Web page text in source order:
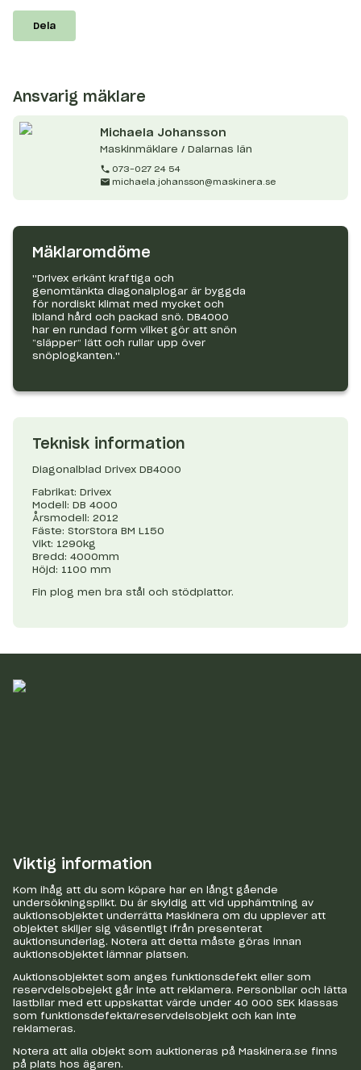
Dela
Ansvarig mäklare
Michaela Johansson
Maskinmäklare / Dalarnas län
073-027 24 54
michaela.johansson@maskinera.se
Mäklaromdöme
''Drivex erkänt kraftiga och
genomtänkta diagonalplogar är byggda
för nordiskt klimat med mycket och
ibland hård och packad snö. DB4000
har en rundad form vilket gör att snön
”släpper” lätt och rullar upp över
snöplogkanten.''
Teknisk information
Diagonalblad Drivex DB4000
Fabrikat: Drivex
Modell: DB 4000
Årsmodell: 2012
Fäste: StorStora BM L150
Vikt: 1290kg
Bredd: 4000mm
Höjd: 1100 mm
Fin plog men bra stål och stödplattor.
Viktig information
Kom ihåg att du som köpare har en långt gående
undersökningsplikt. Du är skyldig att vid upphämtning av
auktionsobjektet underrätta Maskinera om du upplever att
objektet skiljer sig väsentligt ifrån presenterat
auktionsunderlag. Notera att detta måste göras innan
auktionsobjektet lämnar platsen.
Auktionsobjektet som anges funktionsdefekt eller som
reservdelsobejekt går inte att reklamera. Personbilar och lätta
lastbilar med ett uppskattat värde under 40 000 SEK klassas
som funktionsdefekta/reservdelsobjekt och kan inte
reklameras.
Notera att alla objekt som auktioneras på Maskinera.se finns
på plats hos ägaren.